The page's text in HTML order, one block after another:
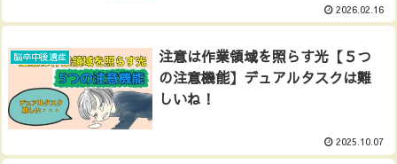
2026.02.16
脳卒中後遺症
注意は作業領域を照らす光【５つ
の注意機能】デュアルタスクは難
しいね！
2025.10.07